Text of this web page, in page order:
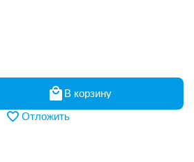
В корзину
Отложить